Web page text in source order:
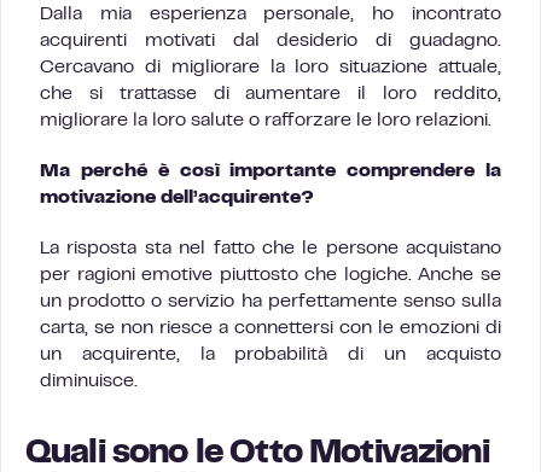
Dalla mia esperienza personale, ho incontrato
acquirenti motivati dal desiderio di guadagno.
Cercavano di migliorare la loro situazione attuale,
che si trattasse di aumentare il loro reddito,
migliorare la loro salute o rafforzare le loro relazioni.
Ma perché è così importante comprendere la
motivazione dell’acquirente?
La risposta sta nel fatto che le persone acquistano
per ragioni emotive piuttosto che logiche. Anche se
un prodotto o servizio ha perfettamente senso sulla
carta, se non riesce a connettersi con le emozioni di
un acquirente, la probabilità di un acquisto
diminuisce.
Quali sono le Otto Motivazioni